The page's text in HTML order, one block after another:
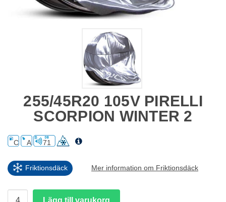
255/45R20 105V PIRELLI
SCORPION WINTER 2
C A 71
Friktionsdäck Mer information om Friktionsdäck